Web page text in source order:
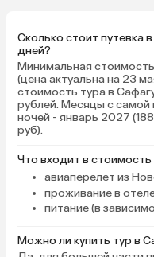
Сколько стоит путевка
дней?
Минимальная
(цена актуальна на 23
стоимость тура в
рублей. Месяцы с самой
ночей - январь 2027
руб).
Что входит в стоимость
авиаперелет из
проживание в
питание (в
Можно ли купить тур в